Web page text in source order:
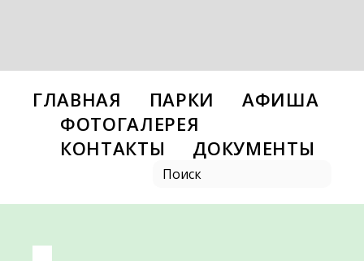
ГЛАВНАЯ ПАРКИ
АФИША
ФОТОГАЛЕРЕЯ
КОНТАКТЫ
ДОКУМЕНТЫ